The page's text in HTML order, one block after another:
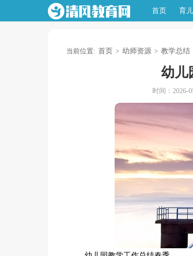
首页 育
当前位置: 首页 > 幼师资源 > 教学总结
幼儿
时间：2026-